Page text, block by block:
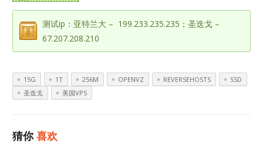
测试ip：亚特兰大 – 199.233.235.235；圣迭戈 –
67.207.208.210
15G 1T 256M OPENVZ REVERSEHOSTS
SSD
圣迭戈
美国VPS
猜你喜欢